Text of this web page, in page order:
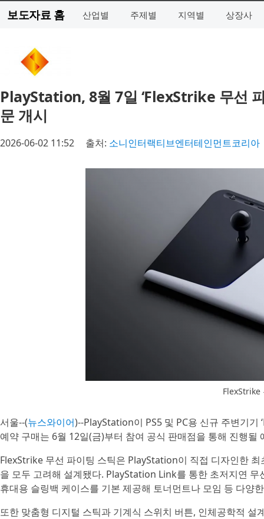
보도자료 홈 산업별 주제별 지역별 상장사
PlayStation, 8월 7일 ‘FlexStrike 무선
문 개시
2026-06-02 11:52 출처: 소니인터랙티브엔터테인먼트코리아
FlexStrike
서울--(뉴스와이어)--PlayStation이 PS5 및 PC용 신규 주변기기
예약 구매는 6월 12일(금)부터 참여 공식 판매점을 통해 진행
FlexStrike 무선 파이팅 스틱은 PlayStation이 직접 디자인한
을 모두 고려해 설계됐다. PlayStation Link를 통한 초저지연
휴대용 슬링백 케이스를 기본 제공해 토너먼트나 모임 등 다양
또한 맞춤형 디지털 스틱과 기계식 스위치 버튼, 인체공학적